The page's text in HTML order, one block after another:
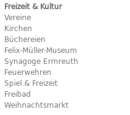
Freizeit & Kultur
Vereine
Kirchen
Büchereien
Felix-Müller-Museum
Synagoge Ermreuth
Feuerwehren
Spiel & Freizeit
Freibad
Weihnachtsmarkt